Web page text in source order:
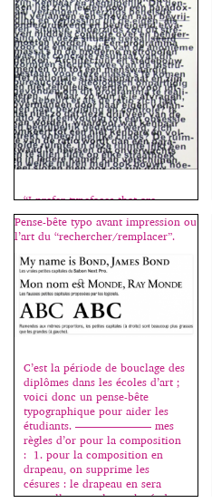
“I prefer typefaces that are
uneasy… imper­fect… like jazz.
It’s more believ­able.”
Pense-bête typo avant impression ou
l’art du “rechercher/remplacer”.
C’est la période de bouclage des
diplômes dans les écoles d’art ;
voici donc un pense-bête
typographique pour aider les
étudiants. ——————— mes
règles d’or pour la composition
: 1. pour la composition en
drapeau, on supprime les
césures : le drapeau en sera
naturellement plus rythmé, donc